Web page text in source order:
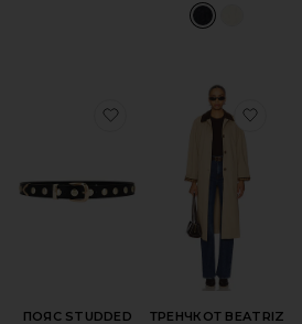
ПОЯС STUDDED
избранноеПОЯС
ТРЕНЧКОТ BEATRIZ